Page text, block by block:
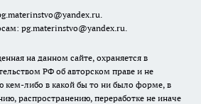
pg.materinstvo@yandex.ru.
на данном сайте, охраняется в
РФ об авторском праве и не
кем-либо в какой бы то ни было форме, в
распространению, переработке не иначе